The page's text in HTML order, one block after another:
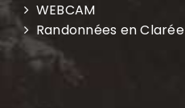
WEBCAM
Randonnées en Clarée